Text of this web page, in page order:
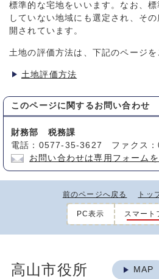
標準的な宅地をいいます。なお、
していない地域にも選定され、そ
開されています。
土地の評価方法は、下記のページを
土地評価方法
このページに関する お問い合わせ
財務部 税務課
電話：0577-35-3627 ファクス
お問い合わせは専用フォーム
前のページへ戻る トッ
PC表示 スマート
高山市役所 MAP